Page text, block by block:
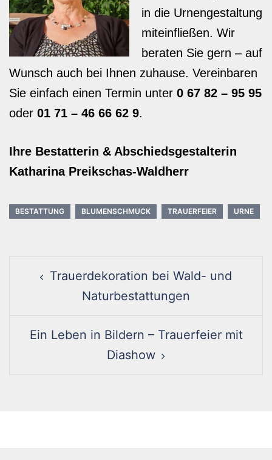
in die Urnengestaltung
miteinfließen. Wir
beraten Sie gern – auf
Wunsch auch bei Ihnen zuhause. Vereinbaren
Sie einfach einen Termin unter 0 67 82 – 95 95
oder 01 71 – 46 66 62 9.
Ihre Bestatterin & Abschiedsgestalterin
Katharina Preikschas-Waldherr
BESTATTUNG BLUMENSCHMUCK TRAUERFEIER URNE
navigationTrauerdekoration bei Wald- und
Naturbestattungen
Ein Leben in Bildern – Trauerfeier mit
Diashow